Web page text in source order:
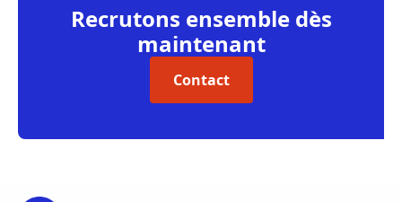
Recrutons ensemble dès
maintenant
Contact